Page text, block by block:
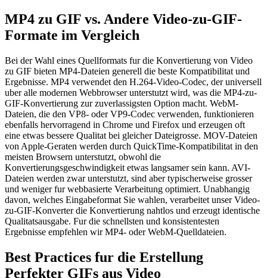
MP4 zu GIF vs. Andere Video-zu-GIF-
Formate im Vergleich
Bei der Wahl eines Quellformats fur die Konvertierung von Video
zu GIF bieten MP4-Dateien generell die beste Kompatibilitat und
Ergebnisse. MP4 verwendet den H.264-Video-Codec, der universell
uber alle modernen Webbrowser unterstutzt wird, was die MP4-zu-
GIF-Konvertierung zur zuverlassigsten Option macht. WebM-
Dateien, die den VP8- oder VP9-Codec verwenden, funktionieren
ebenfalls hervorragend in Chrome und Firefox und erzeugen oft
eine etwas bessere Qualitat bei gleicher Dateigrosse. MOV-Dateien
von Apple-Geraten werden durch QuickTime-Kompatibilitat in den
meisten Browsern unterstutzt, obwohl die
Konvertierungsgeschwindigkeit etwas langsamer sein kann. AVI-
Dateien werden zwar unterstutzt, sind aber typischerweise grosser
und weniger fur webbasierte Verarbeitung optimiert. Unabhangig
davon, welches Eingabeformat Sie wahlen, verarbeitet unser Video-
zu-GIF-Konverter die Konvertierung nahtlos und erzeugt identische
Qualitatsausgabe. Fur die schnellsten und konsistentesten
Ergebnisse empfehlen wir MP4- oder WebM-Quelldateien.
Best Practices fur die Erstellung
Perfekter GIFs aus Video